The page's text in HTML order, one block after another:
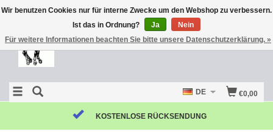
€0,00
DE
KOSTENLOSE RÜCKSENDUNG
Wir benutzen Cookies nur für interne Zwecke um den Webshop zu verbessern.
Ist das in Ordnung?
Ja
Nein
Für weitere Informationen beachten Sie bitte unsere Datenschutzerklärung. »